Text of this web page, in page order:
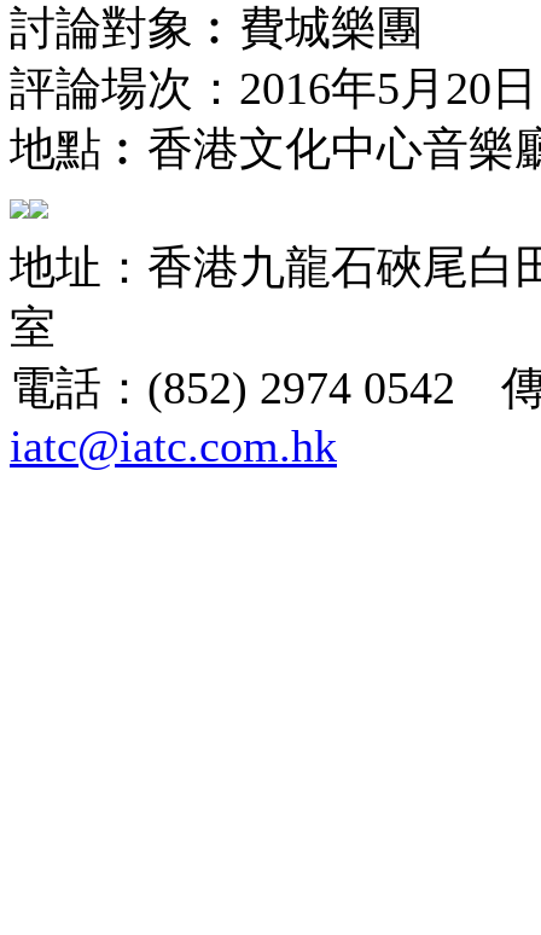
討論對象︰費城樂團
評論場次：2016年5月20
地點︰香港文化中心音樂
地址：香港九龍石硤尾白
室
電話：(852) 2974 0542
iatc@iatc.com.hk